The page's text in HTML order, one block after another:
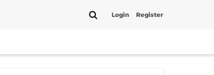
Login Register